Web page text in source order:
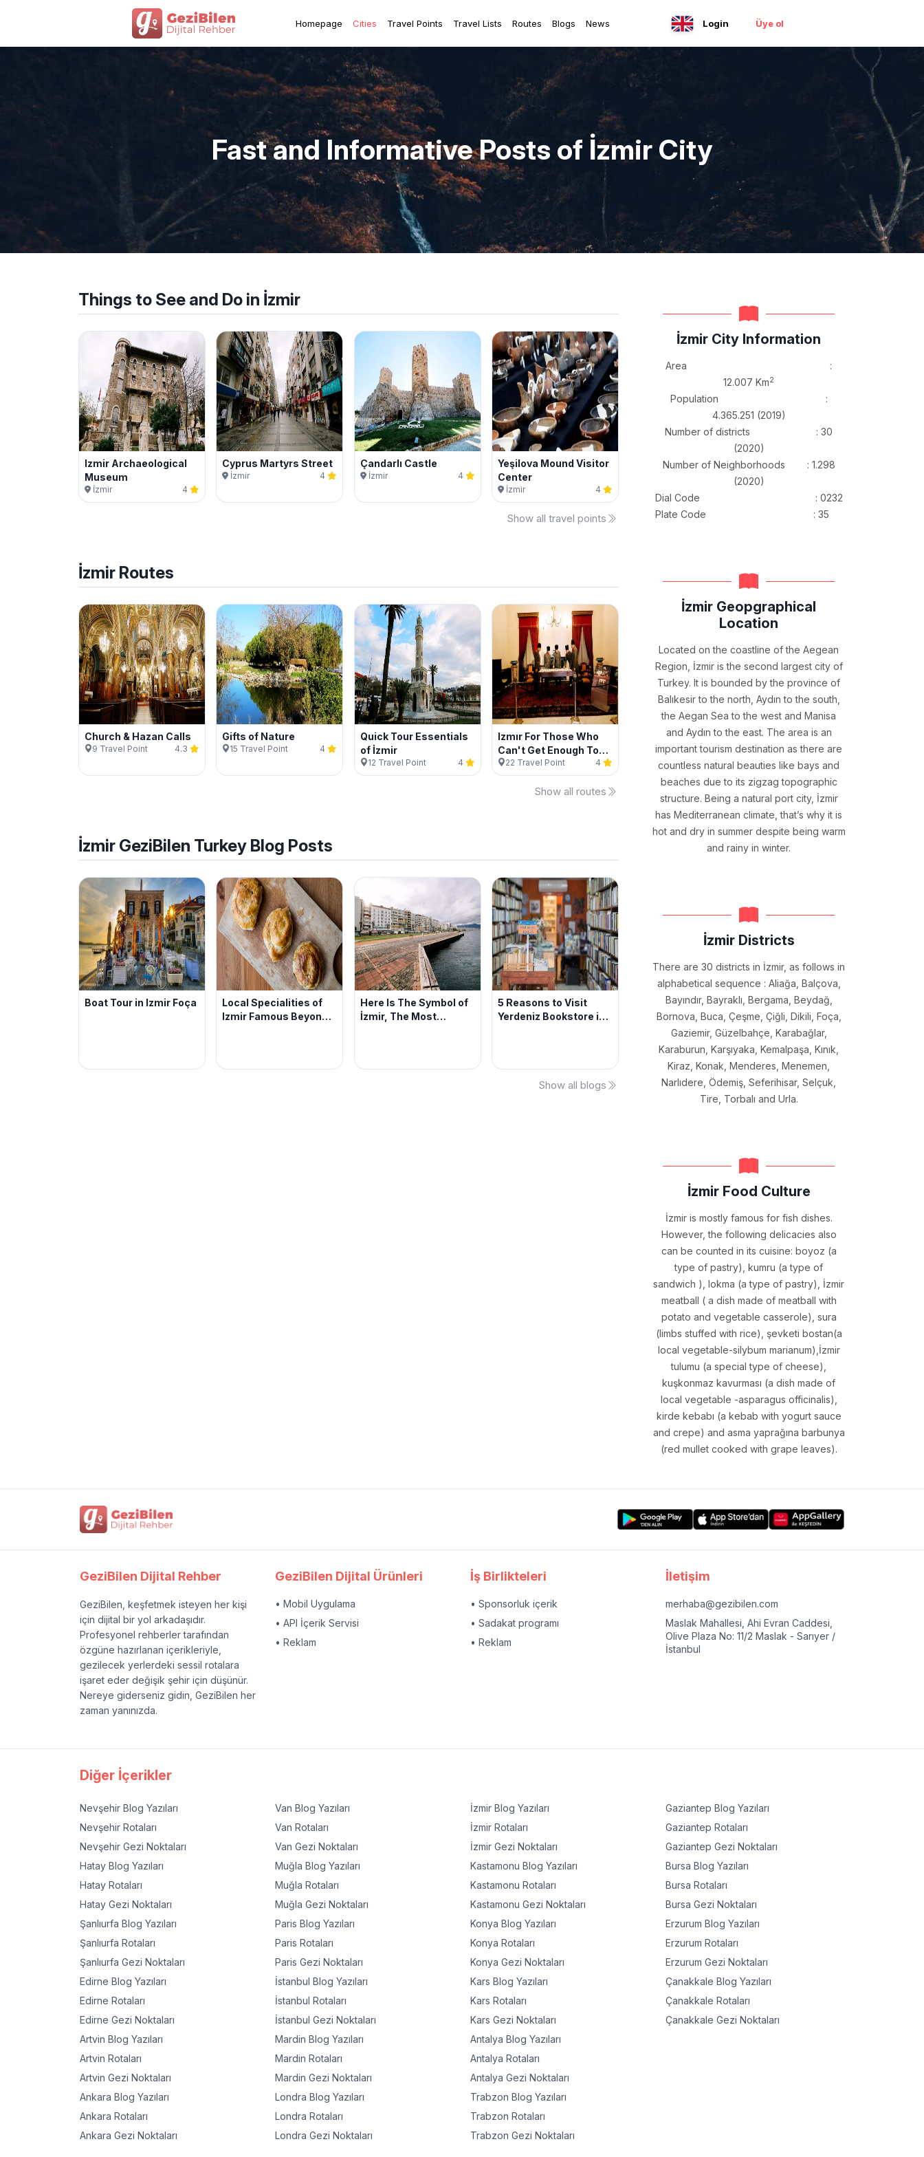
Homepage Cities Travel Points Travel Lists Routes Blogs News Login Üye ol
Fast and Informative Posts of İzmir City
Things to See and Do in İzmir
Izmir Archaeological
Museum
İzmir 4
Cyprus Martyrs Street
İzmir 4
Çandarlı Castle
İzmir 4
Yeşilova Mound Visitor
Center
İzmir 4
Show all travel points
İzmir Routes
Church & Hazan Calls
9 Travel Point 4.3
Gifts of Nature
15 Travel Point 4
Quick Tour Essentials
of İzmir
12 Travel Point 4
Izmır For Those Who
Can't Get Enough To
Explore
22 Travel Point 4
Show all routes
İzmir GeziBilen Turkey Blog Posts
Boat Tour in Izmir Foça
Local Specialities of
Izmir Famous Beyond
Here Is The Symbol of
İzmir, The Most
5 Reasons to Visit
Yerdeniz Bookstore in
Show all blogs
İzmir City Information
Area :
12.007 Km2
Population :
4.365.251 (2019)
Number of districts : 30
(2020)
Number of Neighborhoods : 1.298
(2020)
Dial Code : 0232
Plate Code : 35
İzmir Geopgraphical
Location
Located on the coastline of the Aegean
Region, İzmir is the second largest city of
Turkey. It is bounded by the province of
Balıkesir to the north, Aydın to the south,
the Aegan Sea to the west and Manisa
and Aydın to the east. The area is an
important tourism destination as there are
countless natural beauties like bays and
beaches due to its zigzag topographic
structure. Being a natural port city, İzmir
has Mediterranean climate, that’s why it is
hot and dry in summer despite being warm
and rainy in winter.
İzmir Districts
There are 30 districts in İzmir, as follows in
alphabetical sequence : Aliağa, Balçova,
Bayındır, Bayraklı, Bergama, Beydağ,
Bornova, Buca, Çeşme, Çiğli, Dikili, Foça,
Gaziemir, Güzelbahçe, Karabağlar,
Karaburun, Karşıyaka, Kemalpaşa, Kınık,
Kiraz, Konak, Menderes, Menemen,
Narlıdere, Ödemiş, Seferihisar, Selçuk,
Tire, Torbalı and Urla.
İzmir Food Culture
İzmir is mostly famous for fish dishes.
However, the following delicacies also
can be counted in its cuisine: boyoz (a
type of pastry), kumru (a type of
sandwich ), lokma (a type of pastry), İzmir
meatball ( a dish made of meatball with
potato and vegetable casserole), sura
(limbs stuffed with rice), şevketi bostan(a
local vegetable-silybum marianum),İzmir
tulumu (a special type of cheese),
kuşkonmaz kavurması (a dish made of
local vegetable -asparagus officinalis),
kirde kebabı (a kebab with yogurt sauce
and crepe) and asma yaprağına barbunya
(red mullet cooked with grape leaves).
GeziBilen Dijital Rehber
GeziBilen, keşfetmek isteyen her kişi
için dijital bir yol arkadaşıdır.
Profesyonel rehberler tarafından
özgüne hazırlanan içerikleriyle,
gezilecek yerlerdeki sessil rotalara
işaret eder değişik şehir için düşünür.
Nereye giderseniz gidin, GeziBilen her
zaman yanınızda.
GeziBilen Dijital Ürünleri
• Mobil Uygulama
• API İçerik Servisi
• Reklam
İş Birlikteleri
• Sponsorluk içerik
• Sadakat programı
• Reklam
İletişim
merhaba@gezibilen.com
Maslak Mahallesi, Ahi Evran Caddesi,
Olive Plaza No: 11/2 Maslak - Sarıyer /
İstanbul
Diğer İçerikler
Nevşehir Blog Yazıları
Nevşehir Rotaları
Nevşehir Gezi Noktaları
Hatay Blog Yazıları
Hatay Rotaları
Hatay Gezi Noktaları
Şanlıurfa Blog Yazıları
Şanlıurfa Rotaları
Şanlıurfa Gezi Noktaları
Edirne Blog Yazıları
Edirne Rotaları
Edirne Gezi Noktaları
Artvin Blog Yazıları
Artvin Rotaları
Artvin Gezi Noktaları
Ankara Blog Yazıları
Ankara Rotaları
Ankara Gezi Noktaları
Van Blog Yazıları
Van Rotaları
Van Gezi Noktaları
Muğla Blog Yazıları
Muğla Rotaları
Muğla Gezi Noktaları
Paris Blog Yazıları
Paris Rotaları
Paris Gezi Noktaları
İstanbul Blog Yazıları
İstanbul Rotaları
İstanbul Gezi Noktaları
Mardin Blog Yazıları
Mardin Rotaları
Mardin Gezi Noktaları
Londra Blog Yazıları
Londra Rotaları
Londra Gezi Noktaları
İzmir Blog Yazıları
İzmir Rotaları
İzmir Gezi Noktaları
Kastamonu Blog Yazıları
Kastamonu Rotaları
Kastamonu Gezi Noktaları
Konya Blog Yazıları
Konya Rotaları
Konya Gezi Noktaları
Kars Blog Yazıları
Kars Rotaları
Kars Gezi Noktaları
Antalya Blog Yazıları
Antalya Rotaları
Antalya Gezi Noktaları
Trabzon Blog Yazıları
Trabzon Rotaları
Trabzon Gezi Noktaları
Gaziantep Blog Yazıları
Gaziantep Rotaları
Gaziantep Gezi Noktaları
Bursa Blog Yazıları
Bursa Rotaları
Bursa Gezi Noktaları
Erzurum Blog Yazıları
Erzurum Rotaları
Erzurum Gezi Noktaları
Çanakkale Blog Yazıları
Çanakkale Rotaları
Çanakkale Gezi Noktaları